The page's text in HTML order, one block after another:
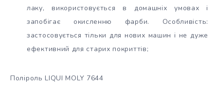
лаку, використовується в домашніх умовах і
запобігає окисленню фарби. Особливість:
застосовується тільки для нових машин і не дуже
ефективний для старих покриттів;
Поліроль LIQUI MOLY 7644